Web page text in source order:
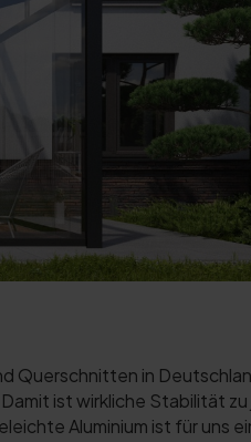
Querschnitten in
ist wirkliche Stabilität
Aluminium ist für uns